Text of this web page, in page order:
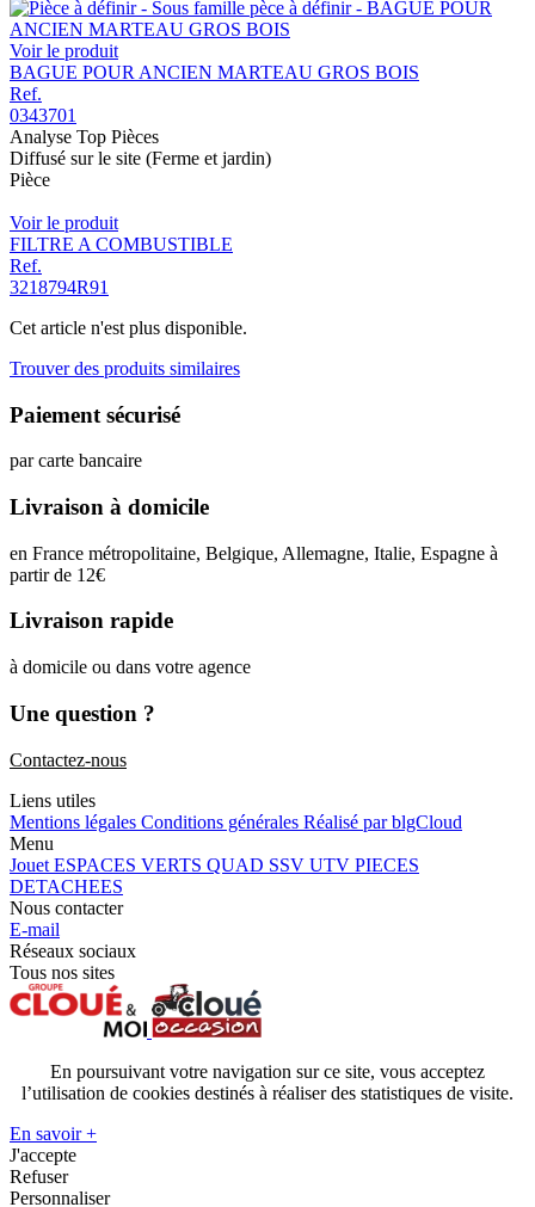
Voir le produit
BAGUE POUR ANCIEN MARTEAU GROS BOIS
Ref.
0343701
Analyse Top Pièces
Diffusé sur le site (Ferme et jardin)
Pièce
Voir le produit
FILTRE A COMBUSTIBLE
Ref.
3218794R91
Cet article n'est plus disponible.
Trouver des produits similaires
Paiement sécurisé
par carte bancaire
Livraison à domicile
en France métropolitaine, Belgique, Allemagne, Italie, Espagne à
partir de 12€
Livraison rapide
à domicile ou dans votre agence
Une question ?
Contactez-nous
Liens utiles
Mentions légales Conditions générales Réalisé par blgCloud
Menu
Jouet ESPACES VERTS QUAD SSV UTV PIECES
DETACHEES
Nous contacter
E-mail
Réseaux sociaux
Tous nos sites
En poursuivant votre navigation sur ce site, vous acceptez
l’utilisation de cookies destinés à réaliser des statistiques de visite.
En savoir +
J'accepte
Refuser
Personnaliser